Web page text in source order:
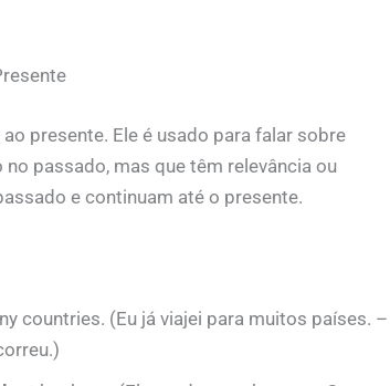
presente. Ele é usado para falar sobre
passado, mas que têm relevância ou
e continuam até o presente.
countries. (Eu já viajei para muitos países. –